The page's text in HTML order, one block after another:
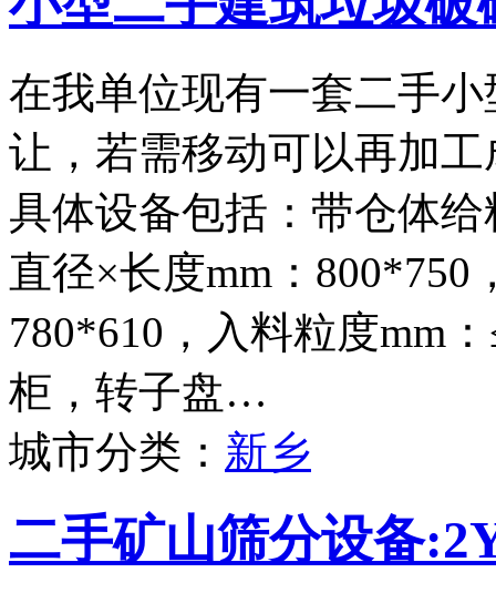
在我单位现有一套二手
让，若需移动可以再加
具体设备包括：带仓体
直径×长度mm：
780*610，入料粒度mm
柜，转子盘…
城市分类： 新乡
二手矿山筛分设备